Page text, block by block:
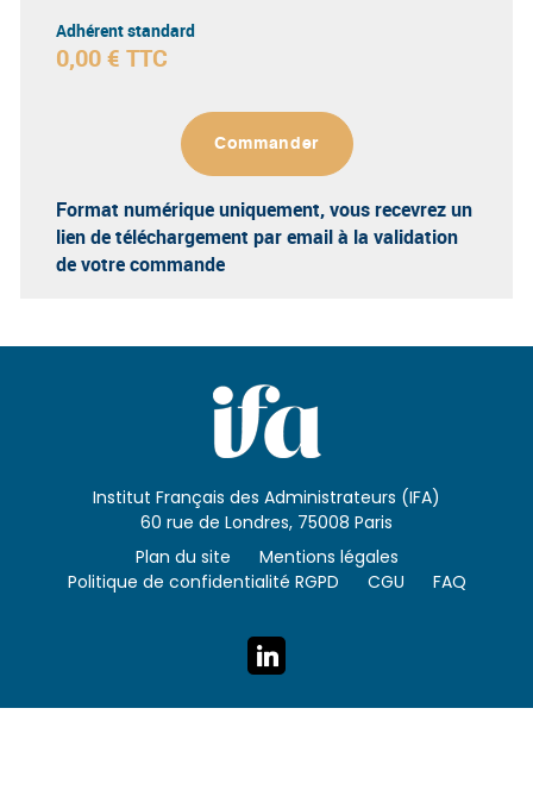
Adhérent standard
0,00 € TTC
Commander
Format numérique uniquement, vous recevrez un
lien de téléchargement par email à la validation
de votre commande
Institut Français des Administrateurs (IFA)
60 rue de Londres, 75008 Paris
Plan du site
Mentions légales
Politique de confidentialité RGPD
CGU FAQ